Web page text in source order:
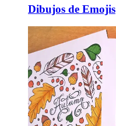
Dibujos de Emojis